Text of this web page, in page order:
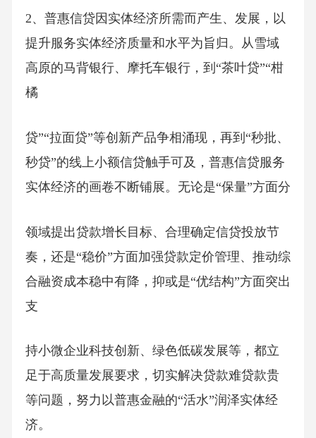
2、普惠信贷因实体经济所需而产生、发展，以
提升服务实体经济质量和水平为旨归。从雪域
高原的马背银行、摩托车银行，到“茶叶贷”“柑
橘
贷”“拉面贷”等创新产品争相涌现，再到“秒批、
秒贷”的线上小额信贷触手可及，普惠信贷服务
实体经济的画卷不断铺展。无论是“保量”方面分
领域提出贷款增长目标、合理确定信贷投放节
奏，还是“稳价”方面加强贷款定价管理、推动综
合融资成本稳中有降，抑或是“优结构”方面突出
支
持小微企业科技创新、绿色低碳发展等，都立
足于高质量发展要求，切实解决贷款难贷款贵
等问题，努力以普惠金融的“活水”润泽实体经
济。